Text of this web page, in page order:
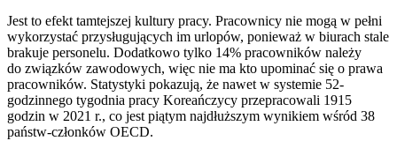
Jest to efekt tamtejszej kultury pracy. Pracownicy nie mogą w pełni
wykorzystać przysługujących im urlopów, ponieważ w biurach stale
brakuje personelu. Dodatkowo tylko 14% pracowników należy
do związków zawodowych, więc nie ma kto upominać się o prawa
pracowników. Statystyki pokazują, że nawet w systemie 52-
godzinnego tygodnia pracy Koreańczycy przepracowali 1915
godzin w 2021 r., co jest piątym najdłuższym wynikiem wśród 38
państw-członków OECD.